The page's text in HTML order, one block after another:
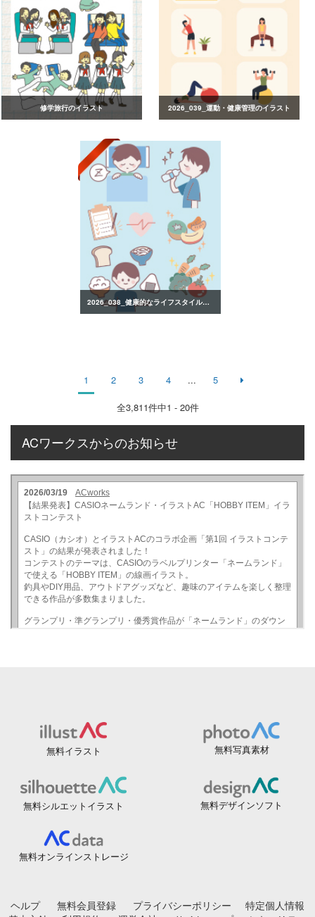
修学旅行のイラスト 2026_039_運動・健康管理のイラスト
2026_038_健康的なライフスタイルのイラスト
1 2 3 4 ... 5
全3,811件中1 - 20件
ACワークスからのお知らせ
無料イラスト 無料写真素材
無料シルエットイラスト 無料デザインソフト
無料オンラインストレージ
ヘルプ 無料会員登録 プライバシーポリシー
特定個人情報